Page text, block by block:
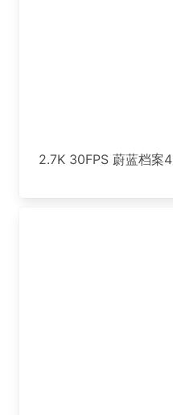
2.7K 30FPS 蔚蓝档案4